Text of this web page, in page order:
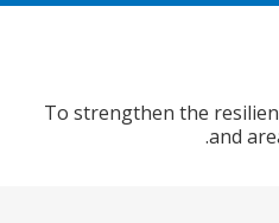
To strengthen the